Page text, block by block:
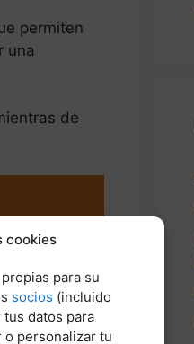
cookies
para su
socios (incluido
datos para
o personalizar tu
permiten
una
de
está
guantes.